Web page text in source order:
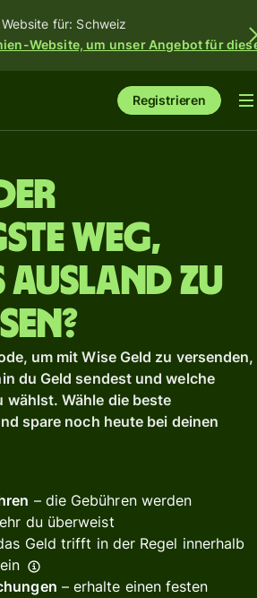
für: Schweiz
Website, um unser Angebot für
Registrieren
Weg,
Ausland zu
um mit Wise Geld zu versenden,
du Geld sendest und welche
wählst. Wähle die beste
spare noch heute bei deinen
– die Gebühren werden
du überweist
Geld trifft in der Regel innerhalb
– erhalte einen festen